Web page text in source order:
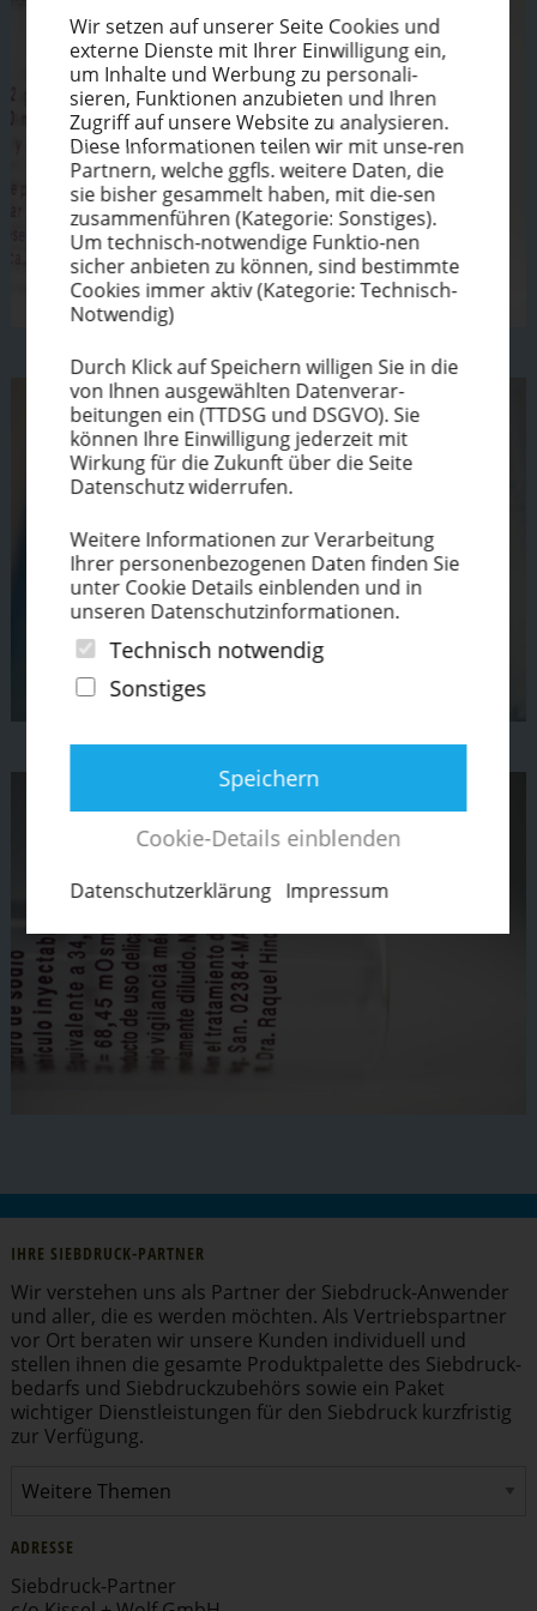
IHRE SIEBDRUCK-PARTNER
Wir verstehen uns als Partner der Siebdruck-Anwender
und aller, die es werden möchten. Als Vertriebs­partner
vor Ort beraten wir unsere Kunden individuell und
stellen ihnen die gesamte Produkt­pa­lette des Siebdruck­
be­darfs und Siebdruck­zu­behörs sowie ein Paket
wichtiger Dienst­leis­tungen für den Siebdruck kurzfristig
zur Verfügung.
ADRESSE
Siebdruck-Partner
Wir setzen auf unserer Seite Cookies und
externe Dienste mit Ihrer Einwil­ligung ein,
um Inhalte und Werbung zu perso­na­li­
sieren, Funktionen anzubieten und Ihren
Zugriff auf unsere Website zu analysieren.
Diese Infor­ma­tionen teilen wir mit unse-ren
Partnern, welche ggfls. weitere Daten, die
sie bisher gesammelt haben, mit die-sen
zusam­men­führen (Kategorie: Sonstiges).
Um technisch-notwendige Funktio-nen
sicher anbieten zu können, sind bestimmte
Cookies immer aktiv (Kategorie: Technisch-
Notwendig)
Durch Klick auf Speichern willigen Sie in die
von Ihnen ausge­wählten Datenverar-
beitungen ein (TTDSG und DSGVO). Sie
können Ihre Einwil­ligung jederzeit mit
Wirkung für die Zukunft über die Seite
Datenschutz widerrufen.
Weitere Infor­ma­tionen zur Verar­beitung
Ihrer perso­nen­be­zo­genen Daten finden Sie
unter Cookie Details einblenden und in
unseren Daten­schutz­in­for­ma­tionen.
Technisch notwendig
Sonstiges
Speichern
Cookie-Details einblenden
Daten­schut­z­er­klärung Impressum